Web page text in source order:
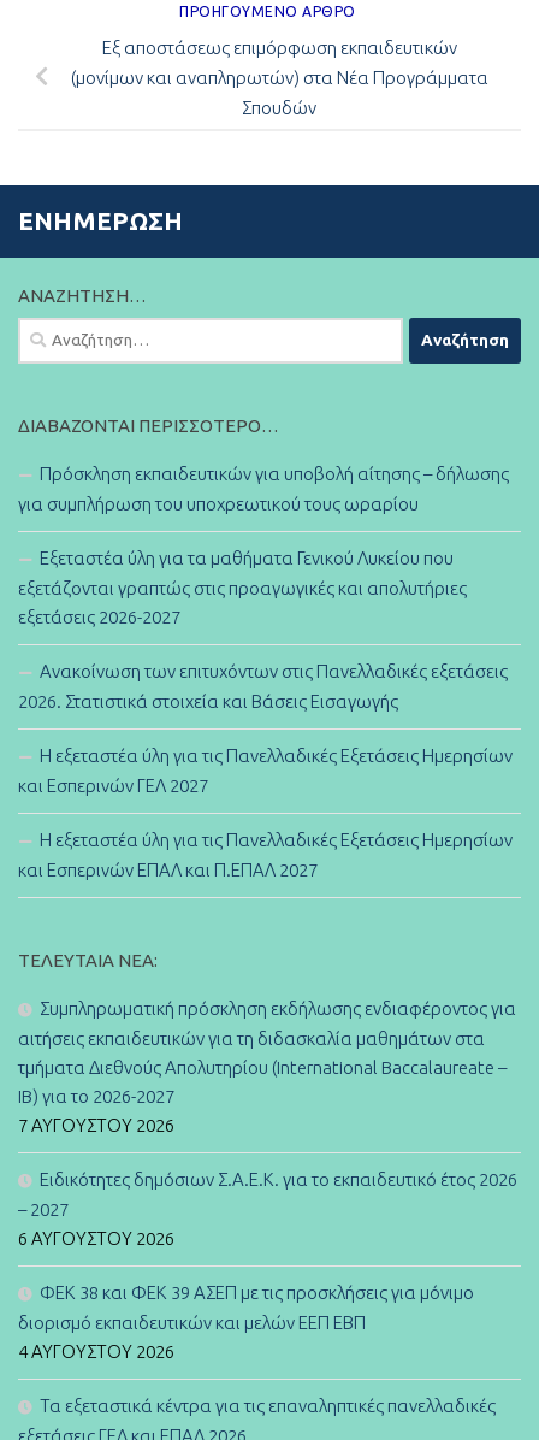
ΠΡΟΗΓΟΎΜΕΝΟ ΆΡΘΡΟ
Εξ αποστάσεως επιμόρφωση εκπαιδευτικών
(μονίμων και αναπληρωτών) στα Νέα Προγράμματα
Σπουδών
ΕΝΗΜΈΡΩΣΗ
ΑΝΑΖΉΤΗΣΗ…
Αναζήτηση
για:
ΔΙΑΒΆΖΟΝΤΑΙ ΠΕΡΙΣΣΌΤΕΡΟ…
Πρόσκληση εκπαιδευτικών για υποβολή αίτησης – δήλωσης
για συμπλήρωση του υποχρεωτικού τους ωραρίου
Εξεταστέα ύλη για τα μαθήματα Γενικού Λυκείου που
εξετάζονται γραπτώς στις προαγωγικές και απολυτήριες
εξετάσεις 2026-2027
Ανακοίνωση των επιτυχόντων στις Πανελλαδικές εξετάσεις
2026. Στατιστικά στοιχεία και Βάσεις Εισαγωγής
Η εξεταστέα ύλη για τις Πανελλαδικές Εξετάσεις Ημερησίων
και Εσπερινών ΓΕΛ 2027
Η εξεταστέα ύλη για τις Πανελλαδικές Εξετάσεις Ημερησίων
και Εσπερινών ΕΠΑΛ και Π.ΕΠΑΛ 2027
ΤΕΛΕΥΤΑΊΑ ΝΈΑ:
Συμπληρωματική πρόσκληση εκδήλωσης ενδιαφέροντος για
αιτήσεις εκπαιδευτικών για τη διδασκαλία μαθημάτων στα
τμήματα Διεθνούς Απολυτηρίου (International Baccalaureate –
IB) για το 2026-2027
7 ΑΥΓΟΎΣΤΟΥ 2026
Ειδικότητες δημόσιων Σ.Α.Ε.Κ. για το εκπαιδευτικό έτος 2026
– 2027
6 ΑΥΓΟΎΣΤΟΥ 2026
ΦΕΚ 38 και ΦΕΚ 39 ΑΣΕΠ με τις προσκλήσεις για μόνιμο
διορισμό εκπαιδευτικών και μελών ΕΕΠ ΕΒΠ
4 ΑΥΓΟΎΣΤΟΥ 2026
Τα εξεταστικά κέντρα για τις επαναληπτικές πανελλαδικές
εξετάσεις ΓΕΛ και ΕΠΑΛ 2026